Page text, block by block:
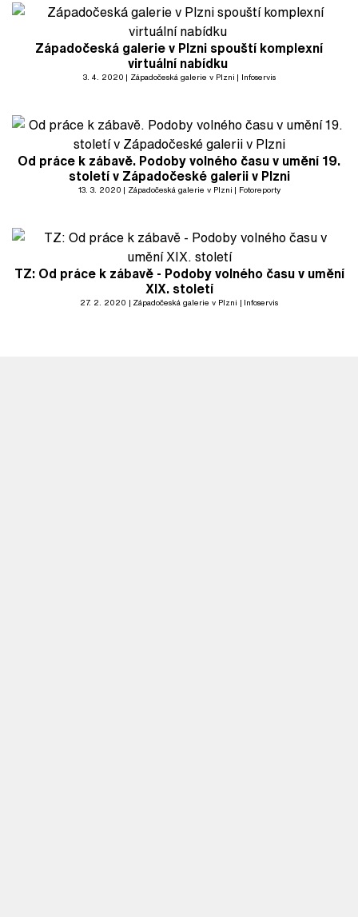
Západočeská galerie v Plzni spouští komplexní
virtuální nabídku
3. 4. 2020 Západočeská galerie v Plzni Infoservis
Od práce k zábavě. Podoby volného času v umění 19.
století v Západočeské galerii v Plzni
13. 3. 2020 Západočeská galerie v Plzni Fotoreporty
TZ: Od práce k zábavě - Podoby volného času v umění
XIX. století
27. 2. 2020 Západočeská galerie v Plzni Infoservis